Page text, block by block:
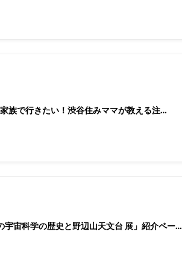
族で行きたい！渋谷住みママが教える注…
宇宙科学の歴史と野辺山天文台 展」紹介ペー…